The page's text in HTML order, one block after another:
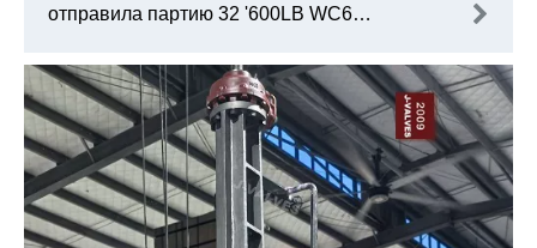
отправила партию 32 '600LB WC6
Это не только служит еще одной проверкой J-
VALVES